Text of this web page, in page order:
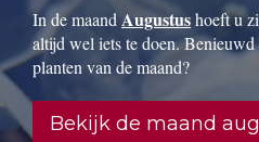
In de maandAugustushoeft u
altijd wel iets te doen. Benieuwd
planten van de maand?
Bekijk de maand